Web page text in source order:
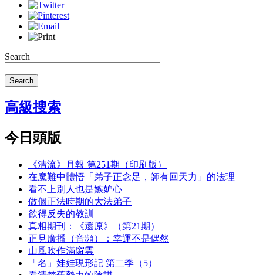
Search
Search
高級搜索
今日頭版
《清流》月報 第251期（印刷版）
在魔難中體悟「弟子正念足，師有回天力」的法理
看不上別人也是嫉妒心
做個正法時期的大法弟子
欲得反失的教訓
真相期刊：《還原》（第21期）
正見廣播（音頻）：幸運不是偶然
山風吹作滿窗雲
「名」娃娃現形記 第二季（5）